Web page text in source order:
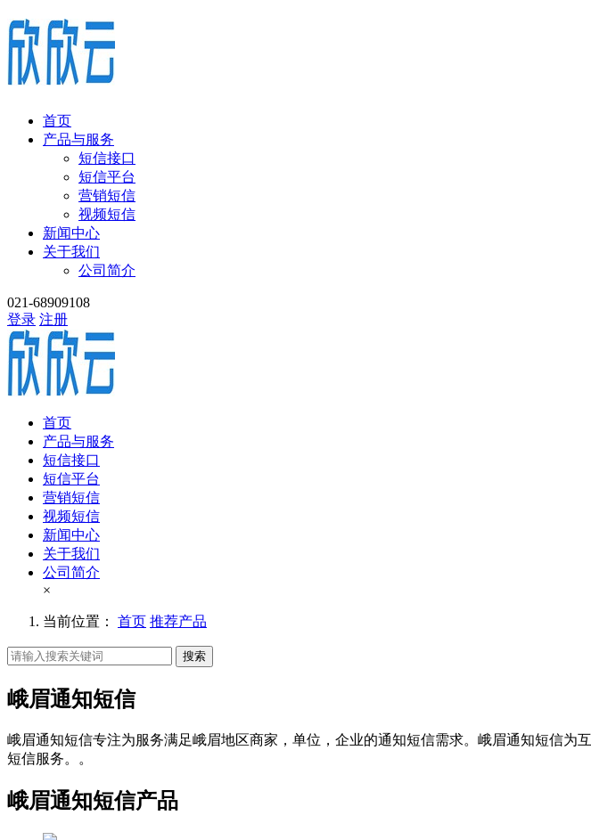
首页
产品与服务
短信接口
短信平台
营销短信
视频短信
新闻中心
关于我们
公司简介
021-68909108
登录 注册
首页
产品与服务
短信接口
短信平台
营销短信
视频短信
新闻中心
关于我们
公司简介
×
当前位置： 首页 推荐产品
搜索
峨眉通知短信
峨眉通知短信专注为服务满足峨眉地区商家，单位，企业的通知短信需求。峨眉通知短信
短信服务。。
峨眉通知短信产品